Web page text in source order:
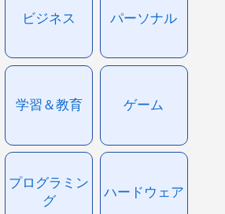
ビジネス パーソナル
学習＆教育 ゲーム
プログラミン
グ
ハードウェア